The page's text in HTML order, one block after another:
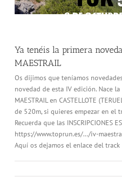
Ya tenéis la primera
MAESTRAIL
Os dijimos que teníamos
novedad de esta IV edición. Nace
MAESTRAIL en CASTELLOTE
de 520m, si quieres empezar en el
Recuerda que las INSCRIPCIONES
https://www.toprun.es/…/iv-
Aquí os dejamos el enlace del track